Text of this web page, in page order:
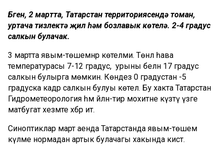
Бүген, 2 мартта, Татарстан территориясендә томан,
уртача тизлектә җил һәм бозлавык көтелә. 2-4 градус
салкын булачак.
3 мартта явым-төшемнәр көтелми. Төнлә һава
температурасы 7-12 градус, ә урыны белән 17 градус
салкын булырга мөмкин. Көндез 0 градустан -5
градуска кадәр салкын булуы көтелә. Бу хакта Татарстан
Гидрометеорология һәм әйләнә-тирә мохитне күзәтү үзәге
матбугат хезмәте хәбәр итә.
Синоптиклар март аенда Татарстанда явым-төшем
күләме нормадан артык булачагы хакында кисәтә.